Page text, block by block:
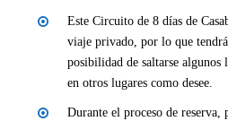
Este Circuito de 8 días de
viaje privado, por lo que
posibilidad de saltarse algunos
en otros lugares como desee.
Durante el proceso de reserva,